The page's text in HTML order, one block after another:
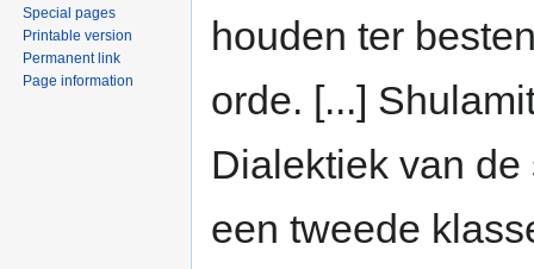
houden ter
orde. [...]
Dialektiek van
een tweede
Special pages
Printable version
Permanent link
Page information